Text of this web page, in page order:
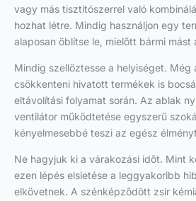
vagy más tisztítószerrel való
hozhat létre. Mindig használjon egy
alaposan öblítse le, mielőtt bármi mást
Mindig szellőztesse a helyiséget. Még
csökkenteni hivatott termékek is
eltávolítási folyamat során. Az ablak
ventilátor működtetése egyszerű
kényelmesebbé teszi az egész
Ne hagyjuk ki a várakozási időt. Mint
ezen lépés elsietése a leggyakoribb
elkövetnek. A szénképződött zsír